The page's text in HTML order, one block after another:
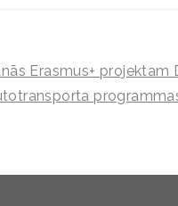
Erasmus+ projektam